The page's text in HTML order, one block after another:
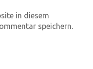
in diesem
speichern.